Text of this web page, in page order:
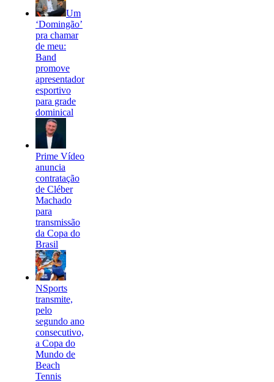
Um
‘Domingão’
pra chamar
de meu:
Band
promove
apresentador
esportivo
para grade
dominical
Prime Vídeo
anuncia
contratação
de Cléber
Machado
para
transmissão
da Copa do
Brasil
NSports
transmite,
pelo
segundo ano
consecutivo,
a Copa do
Mundo de
Beach
Tennis